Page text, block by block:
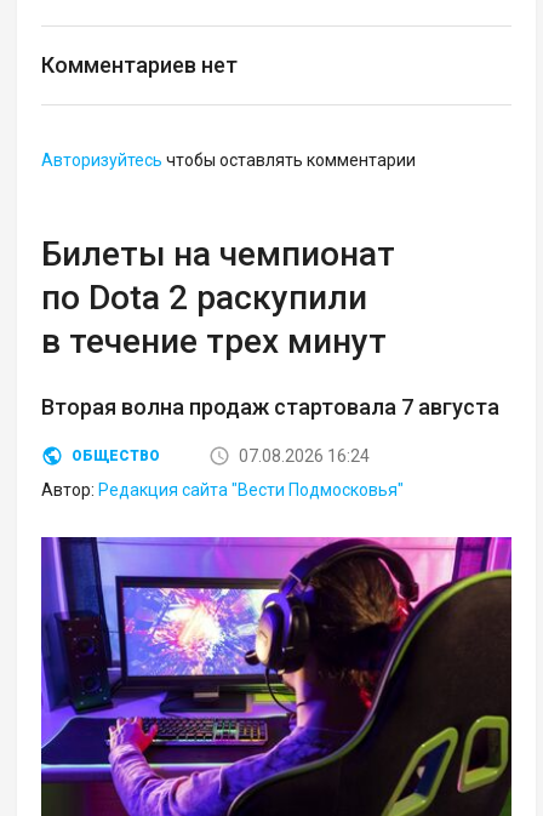
Комментариев нет
Авторизуйтесь чтобы оставлять комментарии
Билеты на чемпионат
по Dota 2 раскупили
в течение трех минут
Вторая волна продаж стартовала 7 августа
ОБЩЕСТВО
07.08.2026 16:24
Автор: Редакция сайта "Вести Подмосковья"